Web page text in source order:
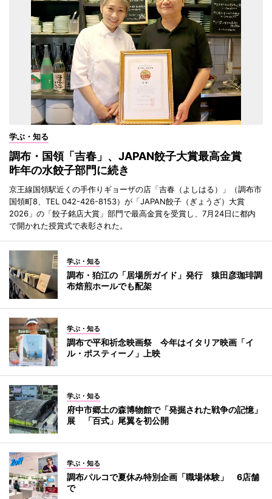
学ぶ・知る
調布・国領「吉春」、JAPAN餃子大賞最高金賞
昨年の水餃子部門に続き
京王線国領駅近くの手作りギョーザの店「吉春（よしはる）」（調布市
国領町8、TEL 042-426-8153）が「JAPAN餃子（ぎょうざ）大賞
2026」の「餃子銘店大賞」部門で最高金賞を受賞し、7月24日に都内
で開かれた授賞式で表彰された。
学ぶ・知る
調布・狛江の「居場所ガイド」発行 猿田彦珈琲調
布焙煎ホールでも配架
学ぶ・知る
調布で平和祈念映画祭 今年はイタリア映画「イ
ル・ポスティーノ」上映
学ぶ・知る
府中市郷土の森博物館で「発掘された戦争の記憶」
展 「百式」尾翼を初公開
学ぶ・知る
調布パルコで夏休み特別企画「職場体験」 6店舗
で